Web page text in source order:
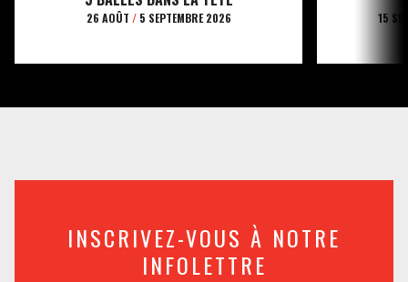
26 AOÛT /5 SEPTEMBRE 2026 15
INSCRIVEZ-VOUS À NOTRE
INFOLETTRE